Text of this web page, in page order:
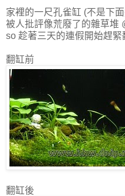
家裡的一尺孔雀缸 (不是下
被人批評像荒廢了的雜草堆
so 趁著三天的連假開始趕緊
翻缸前
翻缸後